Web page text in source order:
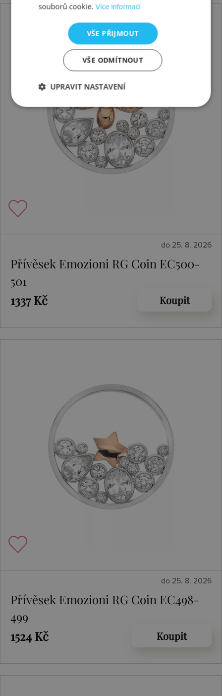
do 25. 8. 2026
Přívěsek Emozioni RG Coin EC500-
501
1337 Kč
Koupit
do 25. 8. 2026
Přívěsek Emozioni RG Coin EC498-
499
1524 Kč
Koupit
souborů cookie.Více informací
VŠE PŘIJMOUT
VŠE ODMÍTNOUT
UPRAVIT NASTAVENÍ